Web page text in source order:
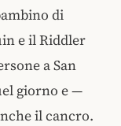
di
e il Riddler
a San
giorno e —
il cancro.